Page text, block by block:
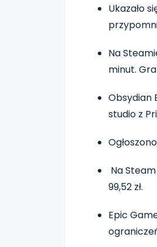
Ukazało
Na
minut.
Obsydian
studio z
Na
99,52 zł.
Epic